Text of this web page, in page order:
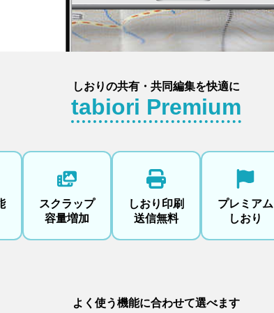
しおりの共有・共同編集を快適に
tabiori Premium
スクラップ
容量増加
しおり印刷
送信無料
プレミアム
しおり
よく使う機能に合わせて選べます